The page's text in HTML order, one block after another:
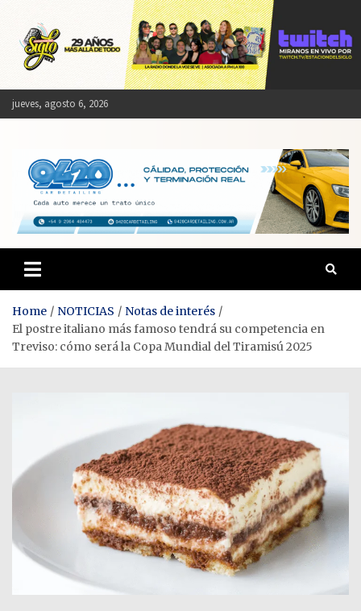
content
jueves, agosto 6, 2026
Home NOTICIAS
Notas de interés
El postre italiano más famoso tendrá su competencia en
Treviso: cómo será la Copa Mundial del Tiramisú 2025